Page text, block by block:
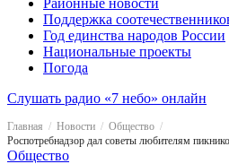
Районные новости
Поддержка
Год единства народов России
Национальные проекты
Погода
Слушать радио «7 небо» онлайн
Главная Новости
Общество
Роспотребнадзор дал советы любителям
Общество